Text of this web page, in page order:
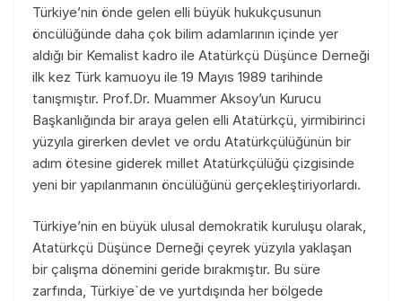
Türkiye’nin önde gelen elli büyük hukukçusunun
öncülüğünde daha çok bilim adamlarının içinde yer
aldığı bir Kemalist kadro ile Atatürkçü Düşünce Derneği
ilk kez Türk kamuoyu ile 19 Mayıs 1989 tarihinde
tanışmıştır. Prof.Dr. Muammer Aksoy’un Kurucu
Başkanlığında bir araya gelen elli Atatürkçü, yirmibirinci
yüzyıla girerken devlet ve ordu Atatürkçülüğünün bir
adım ötesine giderek millet Atatürkçülüğü çizgisinde
yeni bir yapılanmanın öncülüğünü gerçekleştiriyorlardı.
Türkiye’nin en büyük ulusal demokratik kuruluşu olarak,
Atatürkçü Düşünce Derneği çeyrek yüzyıla yaklaşan
bir çalışma dönemini geride bırakmıştır. Bu süre
zarfında, Türkiye`de ve yurtdışında her bölgede